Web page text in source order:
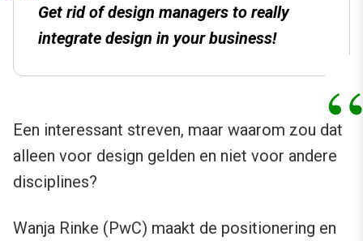
Get rid of design managers to really
integrate design in your business!
Een interessant streven, maar waarom zou dat
alleen voor design gelden en niet voor andere
disciplines?
Wanja Rinke (PwC) maakt de positionering en